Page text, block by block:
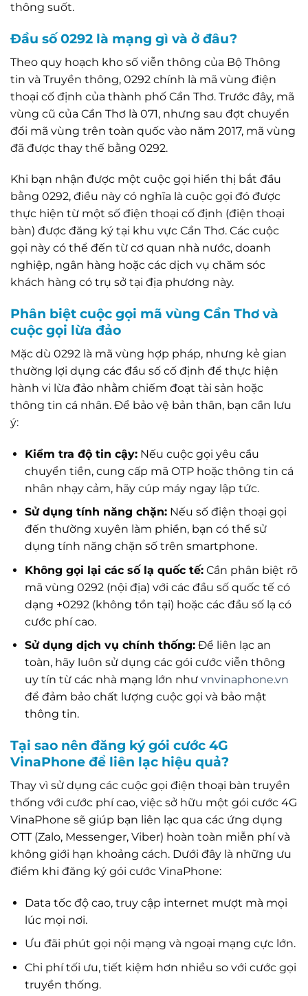
thông suốt.
Đầu số 0292 là mạng gì và ở đâu?
Theo quy hoạch kho số viễn thông của Bộ Thông
tin và Truyền thông, 0292 chính là mã vùng điện
thoại cố định của thành phố Cần Thơ. Trước đây, mã
vùng cũ của Cần Thơ là 071, nhưng sau đợt chuyển
đổi mã vùng trên toàn quốc vào năm 2017, mã vùng
đã được thay thế bằng 0292.
Khi bạn nhận được một cuộc gọi hiển thị bắt đầu
bằng 0292, điều này có nghĩa là cuộc gọi đó được
thực hiện từ một số điện thoại cố định (điện thoại
bàn) được đăng ký tại khu vực Cần Thơ. Các cuộc
gọi này có thể đến từ cơ quan nhà nước, doanh
nghiệp, ngân hàng hoặc các dịch vụ chăm sóc
khách hàng có trụ sở tại địa phương này.
Phân biệt cuộc gọi mã vùng Cần Thơ và
cuộc gọi lừa đảo
Mặc dù 0292 là mã vùng hợp pháp, nhưng kẻ gian
thường lợi dụng các đầu số cố định để thực hiện
hành vi lừa đảo nhằm chiếm đoạt tài sản hoặc
thông tin cá nhân. Để bảo vệ bản thân, bạn cần lưu
ý:
Kiểm tra độ tin cậy:Nếu cuộc gọi yêu cầu
chuyển tiền, cung cấp mã OTP hoặc thông tin cá
nhân nhạy cảm, hãy cúp máy ngay lập tức.
Sử dụng tính năng chặn:Nếu số điện thoại gọi
đến thường xuyên làm phiền, bạn có thể sử
dụng tính năng chặn số trên smartphone.
Không gọi lại các số lạ quốc tế:Cần phân biệt rõ
mã vùng 0292 (nội địa) với các đầu số quốc tế có
dạng +0292 (không tồn tại) hoặc các đầu số lạ có
cước phí cao.
Sử dụng dịch vụ chính thống:Để liên lạc an
toàn, hãy luôn sử dụng các gói cước viễn thông
uy tín từ các nhà mạng lớn như vnvinaphone.vn
để đảm bảo chất lượng cuộc gọi và bảo mật
thông tin.
Tại sao nên đăng ký gói cước 4G
VinaPhone để liên lạc hiệu quả?
Thay vì sử dụng các cuộc gọi điện thoại bàn truyền
thống với cước phí cao, việc sở hữu một gói cước 4G
VinaPhone sẽ giúp bạn liên lạc qua các ứng dụng
OTT (Zalo, Messenger, Viber) hoàn toàn miễn phí và
không giới hạn khoảng cách. Dưới đây là những ưu
điểm khi đăng ký gói cước VinaPhone:
Data tốc độ cao, truy cập internet mượt mà mọi
lúc mọi nơi.
Ưu đãi phút gọi nội mạng và ngoại mạng cực lớn.
Chi phí tối ưu, tiết kiệm hơn nhiều so với cước gọi
truyền thống.